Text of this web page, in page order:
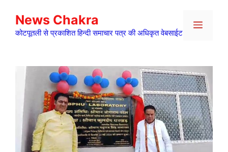
content
News Chakra
कोटपूतली से प्रकाशित हिन्दी समाचार पत्र की अधिकृत वेबसाईट
Menu